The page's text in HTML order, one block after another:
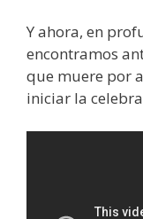
Y ahora, en
encontramos
que muere por
iniciar la